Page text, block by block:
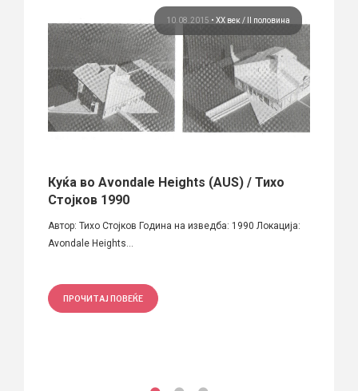
10.08.2015 • ХХ век / II половина
Куќа во Avondale Heights (AUS) / Тихо
Стојков 1990
Автор: Тихо Стојков Година на изведба: 1990 Локација:
Avondale Heights...
ПРОЧИТАЈ ПОВЕЌЕ